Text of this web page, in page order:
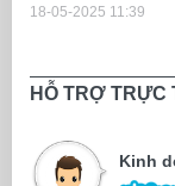
18-05-2025 11:39
HỖ TRỢ TRỰC
Kinh